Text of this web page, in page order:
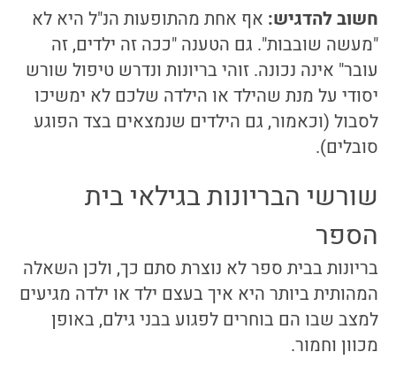
חשוב להדגיש: אף אחת מהתופעות הנ"ל היא לא
"מעשה שובבות". גם הטענה "ככה זה ילדים, זה
עובר" אינה נכונה. זוהי בריונות ונדרש טיפול שורש
יסודי על מנת שהילד או הילדה שלכם לא ימשיכו
לסבול (וכאמור, גם הילדים שנמצאים בצד הפוגע
סובלים).
שורשי הבריונות בגילאי בית
הספר
בריונות בבית ספר לא נוצרת סתם כך, ולכן השאלה
המהותית ביותר היא איך בעצם ילד או ילדה מגיעים
למצב שבו הם בוחרים לפגוע בבני גילם, באופן
מכוון וחמור.